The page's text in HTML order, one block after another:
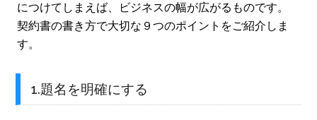
につけてしまえば、ビジネスの幅が広がるものです。
契約書の書き方で大切な９つのポイントをご紹介しま
す。
1.題名を明確にする